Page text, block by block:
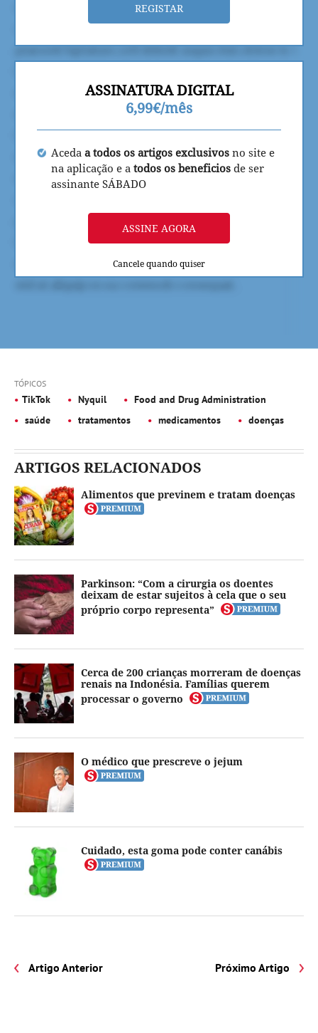
REGISTAR
ASSINATURA DIGITAL
6,99€/mês
Aceda a todos os artigos exclusivos no site e
na aplicação e a todos os beneficios de ser
assinante SÁBADO
ASSINE AGORA
Cancele quando quiser
TÓPICOS
TikTok Nyquil
Food and Drug Administration
saúde
tratamentos medicamentos doenças
ARTIGOS RELACIONADOS
Alimentos que previnem e tratam doenças
Parkinson: “Com a cirurgia os doentes
deixam de estar sujeitos à cela que o seu
próprio corpo representa”
Cerca de 200 crianças morreram de doenças
renais na Indonésia. Famílias querem
processar o governo
O médico que prescreve o jejum
Cuidado, esta goma pode conter canábis
Artigo Anterior Próximo Artigo